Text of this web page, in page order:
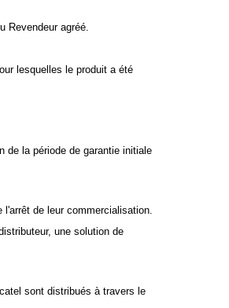
Revendeur agréé.
lesquelles le produit a été
de la période de garantie initiale
l'arrêt de leur commercialisation.
une solution de
sont distribués à travers le